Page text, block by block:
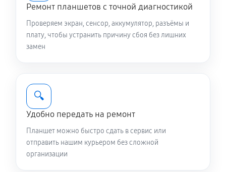
Ремонт планшетов с точной диагностикой
Проверяем экран, сенсор, аккумулятор, разъёмы и
плату, чтобы устранить причину сбоя без лишних
замен
🔍
Удобно передать на ремонт
Планшет можно быстро сдать в сервис или
отправить нашим курьером без сложной
организации